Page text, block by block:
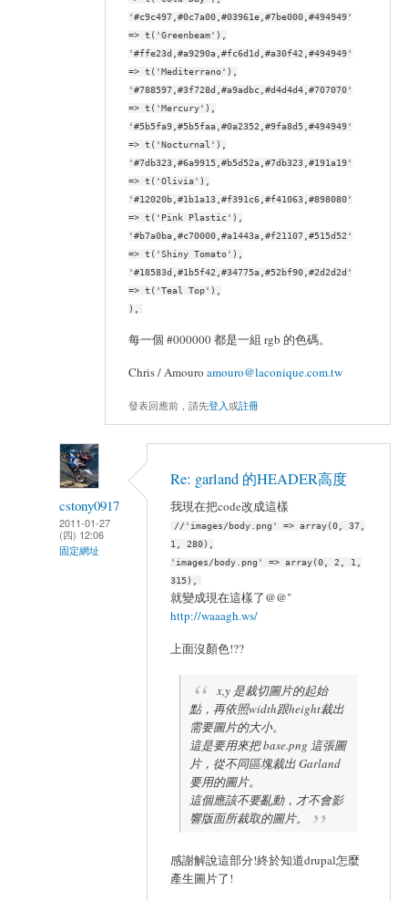
'#c9c497,#0c7a00,#03961e,#7be000,#494949'
=> t('Greenbeam'),
'#ffe23d,#a9290a,#fc6d1d,#a30f42,#494949'
=> t('Mediterrano'),
'#788597,#3f728d,#a9adbc,#d4d4d4,#707070'
=> t('Mercury'),
'#5b5fa9,#5b5faa,#0a2352,#9fa8d5,#494949'
=> t('Nocturnal'),
'#7db323,#6a9915,#b5d52a,#7db323,#191a19'
=> t('Olivia'),
'#12020b,#1b1a13,#f391c6,#f41063,#898080'
=> t('Pink Plastic'),
'#b7a0ba,#c70000,#a1443a,#f21107,#515d52'
=> t('Shiny Tomato'),
'#18583d,#1b5f42,#34775a,#52bf90,#2d2d2d'
=> t('Teal Top'),
),
每一個 #000000 都是一組 rgb 的色碼。
Chris / Amouro amouro@laconique.com.tw
發表回應前，請先登入或註冊
cstony0917
2011-01-27
(四) 12:06
固定網址
Re: garland 的HEADER高度
我現在把code改成這樣
//'images/body.png' => array(0, 37,
1, 280),
'images/body.png' => array(0, 2, 1,
315),
就變成現在這樣了@@"
http://waaagh.ws/
上面沒顏色!??
x,y 是裁切圖片的起始
點，再依照width跟height裁出
需要圖片的大小。
這是要用來把 base.png 這張圖
片，從不同區塊裁出 Garland
要用的圖片。
這個應該不要亂動，才不會影
響版面所裁取的圖片。
感謝解說這部分!終於知道drupal怎麼
產生圖片了!